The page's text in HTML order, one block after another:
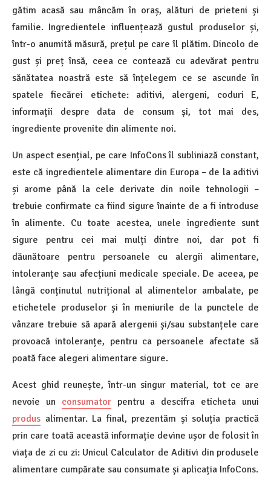
gătim acasă sau mâncăm în oraș, alături de prieteni și
familie. Ingredientele influențează gustul produselor și,
într-o anumită măsură, prețul pe care îl plătim. Dincolo de
gust și preț însă, ceea ce contează cu adevărat pentru
sănătatea noastră este să înțelegem ce se ascunde în
spatele fiecărei etichete: aditivi, alergeni, coduri E,
informații despre data de consum și, tot mai des,
ingrediente provenite din alimente noi.
Un aspect esențial, pe care InfoCons îl subliniază constant,
este că ingredientele alimentare din Europa – de la aditivi
și arome până la cele derivate din noile tehnologii –
trebuie confirmate ca fiind sigure înainte de a fi introduse
în alimente. Cu toate acestea, unele ingrediente sunt
sigure pentru cei mai mulți dintre noi, dar pot fi
dăunătoare pentru persoanele cu alergii alimentare,
intoleranțe sau afecțiuni medicale speciale. De aceea, pe
lângă conținutul nutrițional al alimentelor ambalate, pe
etichetele produselor și în meniurile de la punctele de
vânzare trebuie să apară alergenii și/sau substanțele care
provoacă intoleranțe, pentru ca persoanele afectate să
poată face alegeri alimentare sigure.
Acest ghid reunește, într-un singur material, tot ce are
nevoie un consumatorpentru a descifra eticheta unui
produs alimentar. La final, prezentăm și soluția practică
prin care toată această informație devine ușor de folosit în
viața de zi cu zi: Unicul Calculator de Aditivi din produsele
alimentare cumpărate sau consumate și aplicația InfoCons.